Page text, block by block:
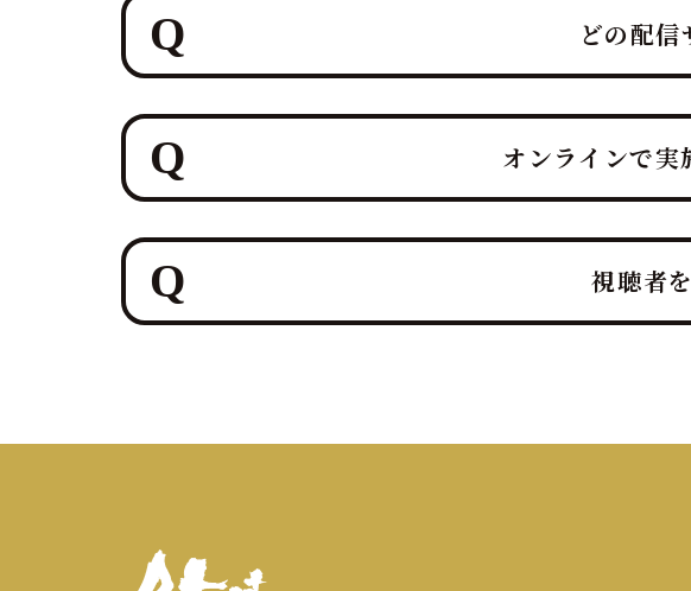
私たち鮪達人は、「観るエンターテイメント」と「
どの配
鮪達人のオンラインマグロ解体ショーは、お客様の
フォームをご提案できますので、目的や規模、ご予算
オンラインで実
オンラインでのマグロ解体ショーは、物理的な距離
す。私たちはこの「ライブと食の融合」をプロの演出
視聴者